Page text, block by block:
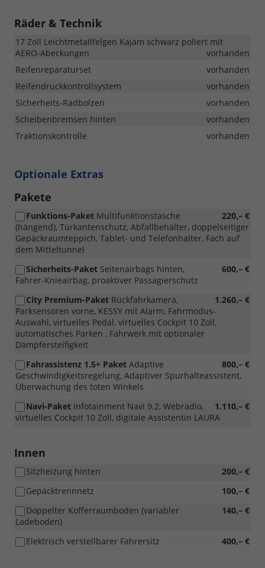
Räder & Technik
17 Zoll Leichtmetallfelgen Kajam schwarz poliert mit
AERO-Abeckungen
vorhanden
Reifenreparaturset
vorhanden
Reifendruckkontrollsystem
vorhanden
Sicherheits-Radbolzen
vorhanden
Scheibenbremsen hinten
vorhanden
Traktionskontrolle
vorhanden
Optionale Extras
Pakete
220,– €
Funktions-Paket Multifunktionstasche
(hängend), Türkantenschutz, Abfallbehälter, doppelseitiger
Gepäckraumteppich, Tablet- und Telefonhalter, Fach auf
dem Mitteltunnel
600,– €
Sicherheits-Paket Seitenairbags hinten,
Fahrer-Knieairbag, proaktiver Passagierschutz
1.260,– €
City Premium-Paket Rückfahrkamera,
Parksensoren vorne, KESSY mit Alarm, Fahrmodus-
Auswahl, virtuelles Pedal, virtuelles Cockpit 10 Zoll,
automatisches Parken , Fahrwerk mit optionaler
Dämpfersteifigkeit
800,– €
Fahrassistenz 1.5+ Paket Adaptive
Geschwindigkeitsregelung, Adaptiver Spurhalteassistent,
Überwachung des toten Winkels
1.110,– €
Navi-Paket Infotainment Navi 9.2, Webradio,
virtuelles Cockpit 10 Zoll, digitale Assistentin LAURA
Innen
200,– €
Sitzheizung hinten
100,– €
Gepäcktrennnetz
140,– €
Doppelter Kofferraumboden (variabler
Ladeboden)
400,– €
Elektrisch verstellbarer Fahrersitz